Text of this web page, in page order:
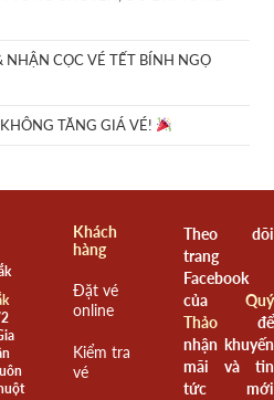
NHẬN CỌC VÉ TẾT BÍNH NGỌ
TĂNG GIÁ VÉ!
Khách
hàng
Đặt vé
online
Kiểm tra
vé
Theo dõi
trang
Facebook
của Quý
Thảođể
nhận khuyến
mãi và tin
tức mới